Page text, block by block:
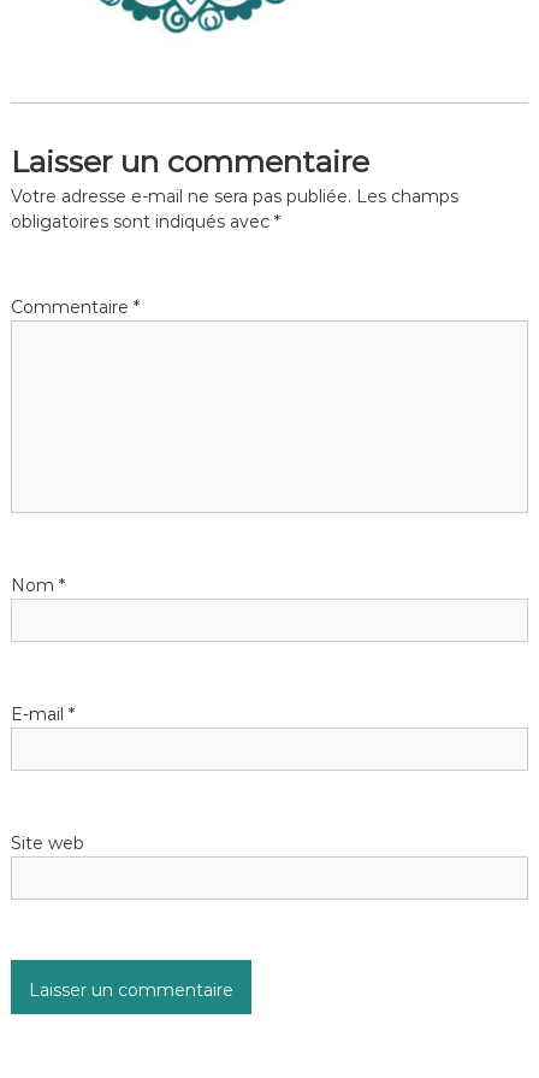
Laisser un commentaire
Votre adresse e-mail ne sera pas publiée. Les champs
obligatoires sont indiqués avec *
Commentaire *
Nom *
E-mail *
Site web